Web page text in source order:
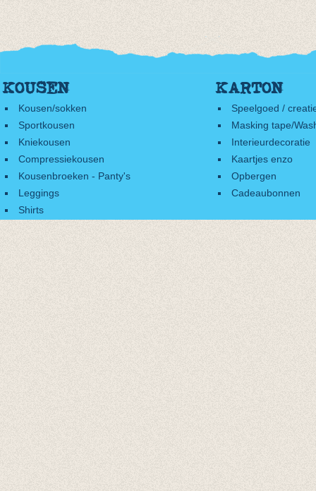
KOUSEN
Kousen/sokken
Sportkousen
Kniekousen
Compressiekousen
Kousenbroeken - Panty's
Leggings
Shirts
KARTON
Speelgoed /
Masking tape/
Interieurdecoratie
Kaartjes enzo
Opbergen
Cadeaubonnen